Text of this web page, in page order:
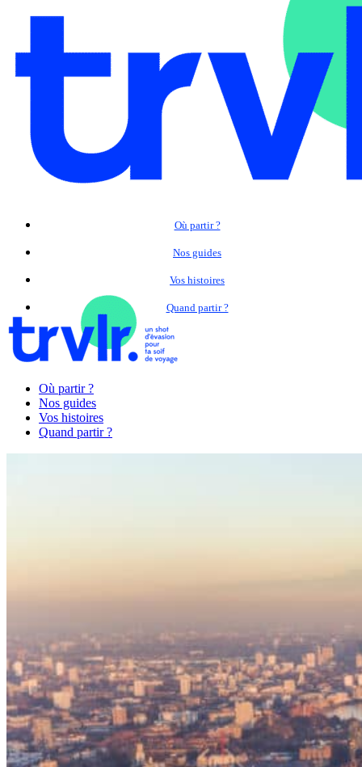
Où partir ?
Nos guides
Vos histoires
Quand partir ?
Où partir ?
Nos guides
Vos histoires
Quand partir ?